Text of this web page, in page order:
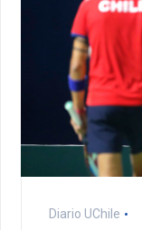
Diario UChile